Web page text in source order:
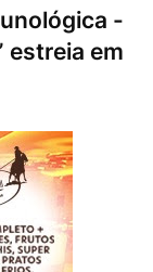
-
estreia em